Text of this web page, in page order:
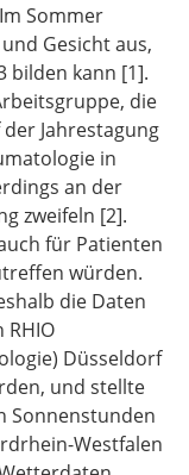
Sommer
Gesicht aus,
bilden kann [1].
die
Jahrestagung
in
an der
zweifeln [2].
für Patienten
würden.
die Daten
Düsseldorf
und stellte
Sonnenstunden
Westfalen